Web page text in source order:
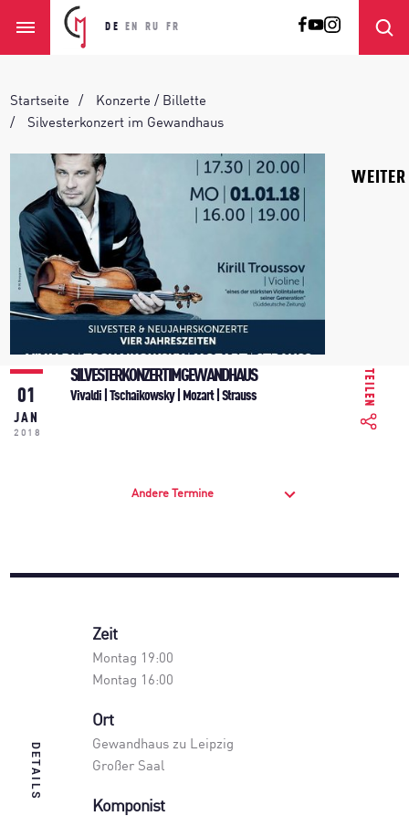
DE EN RU FR
Startseite
Konzerte / Billette
Silvesterkonzert im Gewandhaus
01
JAN
2018
SILVESTERKONZERT IM GEWANDHAUS
Vivaldi | Tschaikowsky | Mozart | Strauss TEILEN
Andere Termine
WEITER
DETAILS
Zeit
Montag 19:00
Montag 16:00
Ort
Gewandhaus zu Leipzig
Großer Saal
Komponist